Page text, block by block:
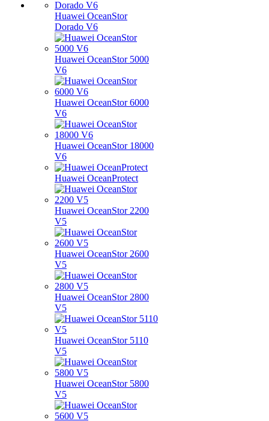
Huawei OceanStor
Dorado V6
Huawei OceanStor 5000
V6
Huawei OceanStor 6000
V6
Huawei OceanStor 18000
V6
Huawei OceanProtect
Huawei OceanStor 2200
V5
Huawei OceanStor 2600
V5
Huawei OceanStor 2800
V5
Huawei OceanStor 5110
V5
Huawei OceanStor 5800
V5